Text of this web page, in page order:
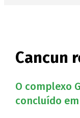
Cancun
O complexo
concluído em